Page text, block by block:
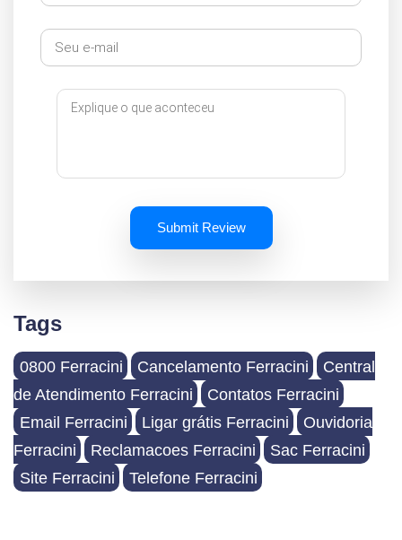
Submit Review
Tags
0800 Ferracini Cancelamento Ferracini
Central
de Atendimento Ferracini
Contatos Ferracini
Email Ferracini
Ligar grátis Ferracini
Ouvidoria
Ferracini
Reclamacoes Ferracini
Sac Ferracini
Site Ferracini
Telefone Ferracini